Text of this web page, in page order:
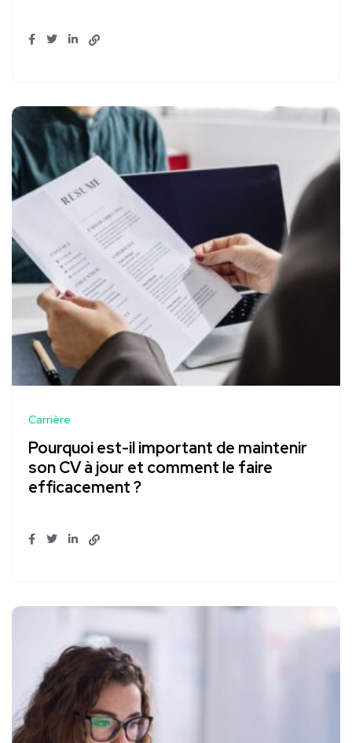
Carrière
Pourquoi est-il important de maintenir
son CV à jour et comment le faire
efficacement ?